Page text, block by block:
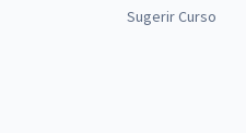
Concursos, uma plataforma
Sugerir Curso